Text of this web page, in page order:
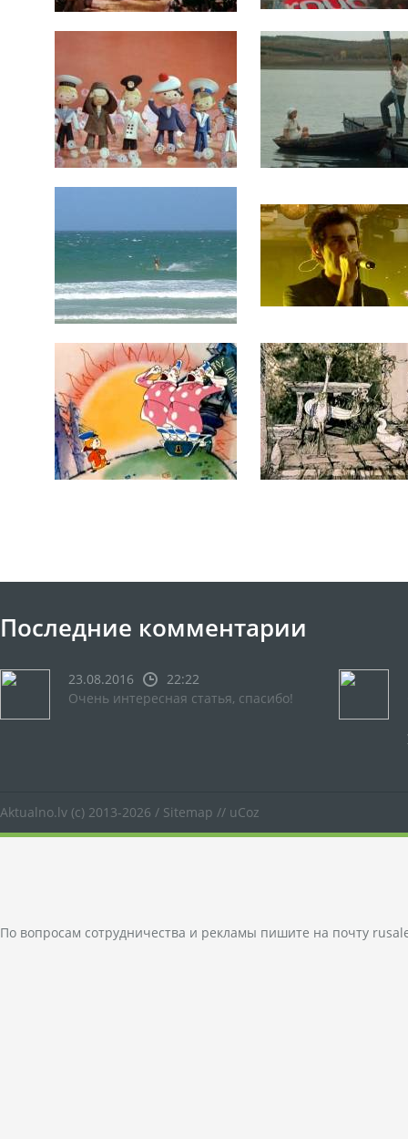
Последние комментарии
23.08.2016
22:22
Очень интересная статья, спасибо!
Aktualno.lv (c) 2013-2026 / Sitemap // uCoz
По вопросам сотрудничества и рекламы пишите на почту